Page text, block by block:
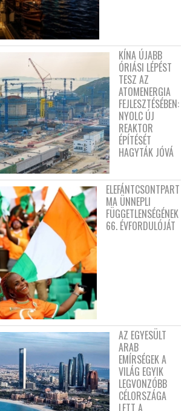
KÍNA ÚJABB
ÓRIÁSI LÉPÉST
TESZ AZ
ATOMENERGIA
FEJLESZTÉSÉBEN:
NYOLC ÚJ
REAKTOR
ÉPÍTÉSÉT
HAGYTÁK JÓVÁ
ELEFÁNTCSONTPART
MA ÜNNEPLI
FÜGGETLENSÉGÉNEK
66. ÉVFORDULÓJÁT
AZ EGYESÜLT
ARAB
EMÍRSÉGEK A
VILÁG EGYIK
LEGVONZÓBB
CÉLORSZÁGA